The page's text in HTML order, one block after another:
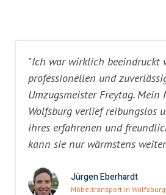
"Ich war wirklich beeindruckt
professionellen und
Umzugsmeister Freytag.
Wolfsburg verlief reibungslos
ihres erfahrenen und
kann sie nur wärmstens
Jürgen Eberhardt
Möbeltransport in Wolfsburg